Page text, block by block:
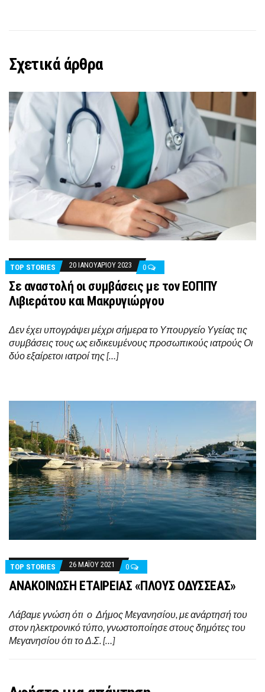
Σχετικά άρθρα
TOP STORIES 20 ΙΑΝΟΥΑΡΊΟΥ 2023 0
Σε αναστολή οι συμβάσεις με τον ΕΟΠΠΥ
Λιβιεράτου και Μακρυγιώργου
Δεν έχει υπογράψει μέχρι σήμερα το Υπουργείο Υγείας τις
συμβάσεις τους ως ειδικευμένους προσωπικούς ιατρούς Οι
δύο εξαίρετοι ιατροί της […]
TOP STORIES 26 ΜΑΪ́ΟΥ 2021 0
ΑΝΑΚΟΙΝΩΣΗ ΕΤΑΙΡΕΙΑΣ «ΠΛΟΥΣ ΟΔΥΣΣΕΑΣ»
Λάβαμε γνώση ότι ο Δήμος Μεγανησίου, με ανάρτησή του
στον ηλεκτρονικό τύπο, γνωστοποίησε στους δημότες του
Μεγανησίου ότι το Δ.Σ. […]